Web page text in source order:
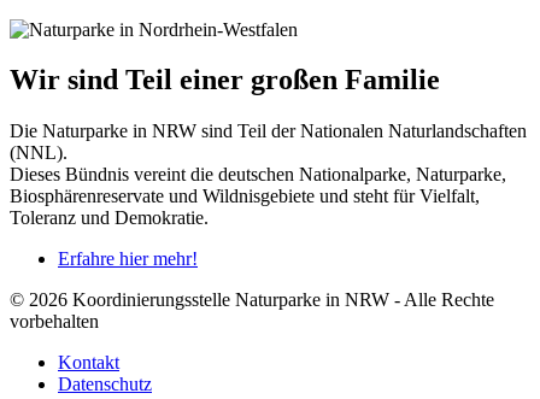
Wir sind Teil einer großen Familie
Die Naturparke in NRW sind Teil der Nationalen Naturlandschaften
(NNL).
Dieses Bündnis vereint die deutschen Nationalparke, Naturparke,
Biosphärenreservate und Wildnisgebiete und steht für Vielfalt,
Toleranz und Demokratie.
Erfahre hier mehr!
© 2026 Koordinierungsstelle Naturparke in NRW - Alle Rechte
vorbehalten
Kontakt
Datenschutz